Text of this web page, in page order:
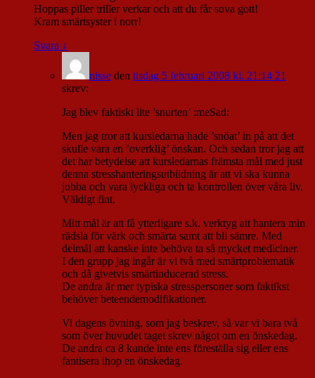
Hoppas piller triller verkar och att du får sova gott!
Kram smärtsyster i norr!
Svara ↓
nisse den tisdag 5 februari 2008 kl. 21:14 21
skrev:
Jag blev faktiskt lite ’snurten’ :meSad:
Men jag tror att kursledarna hade ’snöat’ in på att det
skulle vara en ’overklig’ önskan. Och sedan tror jag att
det har betydelse att kursledarnas främsta mål med just
denna stresshanteringsutbildning är att vi ska kunna
jobba och vara lyckliga och ta kontrollen över våra liv.
Väldigt fint.
Mitt mål är att få ytterligare s.k. verktyg att hantera min
rädsla för värk och smärta samt att bli sämre. Med
delmål att kanske inte behöva ta så mycket mediciner.
I den grupp jag ingår är vi två med smärtproblematik
och då givetvis smärtinducerad stress.
De andra är mer typiska stresspersoner som faktikst
behöver beteendemodifikationer.
Vi dagens övning, som jag beskrev, så var vi bara två
som över huvudet taget skrev något om en önskedag.
De andra ca 8 kunde inte ens föreställa sig eller ens
fantisera ihop en önskedag.